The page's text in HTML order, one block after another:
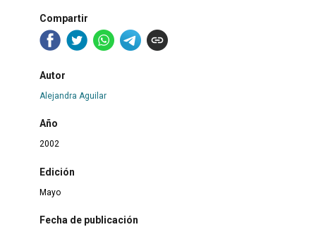
Compartir
Autor
Alejandra Aguilar
Año
2002
Edición
Mayo
Fecha de publicación